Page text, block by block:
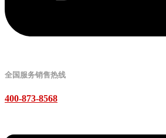
全国服务销售热线
400-873-8568